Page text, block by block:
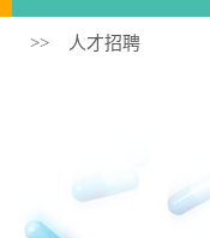
>> 人才招聘